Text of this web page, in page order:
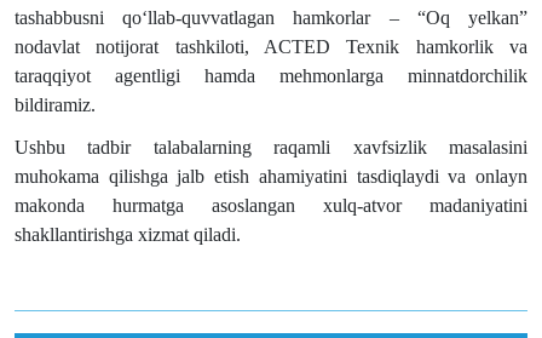
tashabbusni qo‘llab-quvvatlagan hamkorlar – “Oq yelkan”
nodavlat notijorat tashkiloti, ACTED Texnik hamkorlik va
taraqqiyot agentligi hamda mehmonlarga minnatdorchilik
bildiramiz.
Ushbu tadbir talabalarning raqamli xavfsizlik masalasini
muhokama qilishga jalb etish ahamiyatini tasdiqlaydi va onlayn
makonda hurmatga asoslangan xulq-atvor madaniyatini
shakllantirishga xizmat qiladi.